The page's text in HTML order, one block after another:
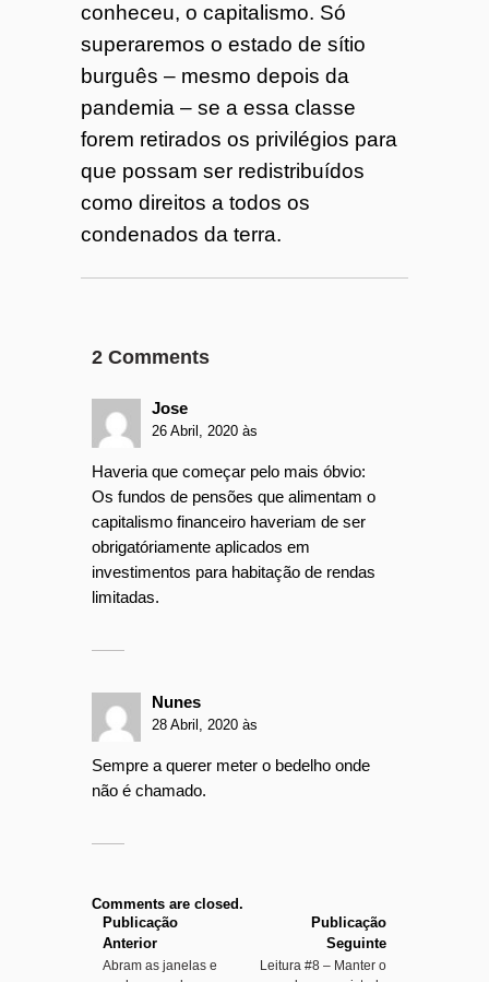
conheceu, o capitalismo. Só
superaremos o estado de sítio
burguês – mesmo depois da
pandemia – se a essa classe
forem retirados os privilégios para
que possam ser redistribuídos
como direitos a todos os
condenados da terra.
2 Comments
Jose
26 Abril, 2020 às
Haveria que começar pelo mais óbvio:
Os fundos de pensões que alimentam o
capitalismo financeiro haveriam de ser
obrigatóriamente aplicados em
investimentos para habitação de rendas
limitadas.
Nunes
28 Abril, 2020 às
Sempre a querer meter o bedelho onde
não é chamado.
Comments are closed.
Publicação
Anterior
Abram as janelas e
Publicação
Seguinte
Leitura #8 – Manter o